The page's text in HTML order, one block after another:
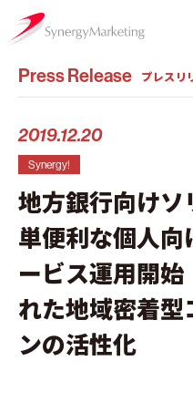
Press Release プレスリ
地方銀行向け
単便利な個人
ービス運用開
れた地域密着型
ンの活性化
2019.12.20
Synergy!